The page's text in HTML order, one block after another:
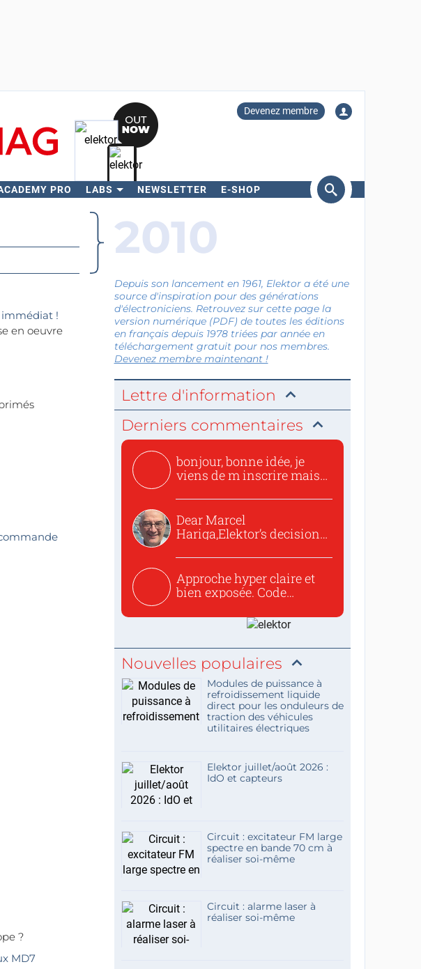
Devenez membre
PRO LABS NEWSLETTER E-SHOP
Rechercher
!
en oeuvre
?
MD7
2010
Depuis son lancement en 1961, Elektor a été une
source d'inspiration pour des générations
d'électroniciens. Retrouvez sur cette page la
version numérique (PDF) de toutes les éditions
en français depuis 1978 triées par année en
téléchargement gratuit pour nos membres.
Devenez membre maintenant !
Lettre d'information
Derniers commentaires
bonjour, bonne idée, je
viens de m inscrire mais
Dear Marcel
Hariga,Elektor’s decision
Approche hyper claire et
bien exposée. Code
Nouvelles populaires
Modules de puissance à
refroidissement liquide
direct pour les onduleurs de
traction des véhicules
utilitaires électriques
Elektor juillet/août 2026 :
IdO et capteurs
Circuit : excitateur FM large
spectre en bande 70 cm à
réaliser soi-même
Circuit : alarme laser à
réaliser soi-même